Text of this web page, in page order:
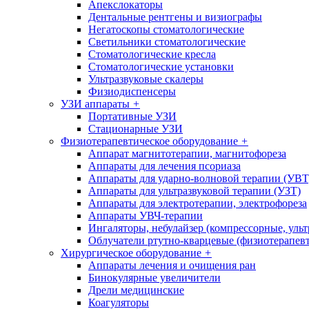
Апекслокаторы
Дентальные рентгены и визиографы
Негатоскопы стоматологические
Светильники стоматологические
Стоматологические кресла
Стоматологические установки
Ультразвуковые скалеры
Физиодиспенсеры
УЗИ аппараты +
Портативные УЗИ
Стационарные УЗИ
Физиотерапевтическое оборудование +
Аппарат магнитотерапии, магнитофореза
Аппараты для лечения псориаза
Аппараты для ударно-волновой терапии
Аппараты для ультразвуковой терапии (УЗТ)
Аппараты для электротерапии, электрофореза
Аппараты УВЧ-терапии
Ингаляторы, небулайзер (компрессорные,
Облучатели ртутно-кварцевые
Хирургическое оборудование +
Аппараты лечения и очищения ран
Бинокулярные увеличители
Дрели медицинские
Коагуляторы